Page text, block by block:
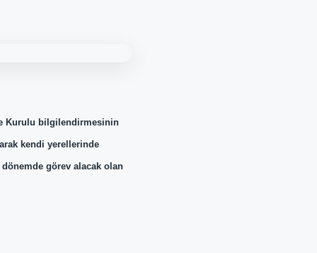
Kurulu bilgilendirmesinin
kendi yerellerinde
görev alacak olan